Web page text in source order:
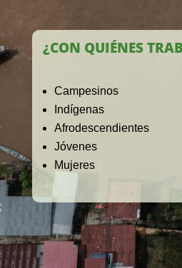
¿CON QUIÉNES
Campesinos
Indígenas
Afrodescendientes
Jóvenes
Mujeres